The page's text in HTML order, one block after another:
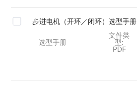
步进电机（开环／闭环）选型手册
选型手册
文件类
型:
PDF